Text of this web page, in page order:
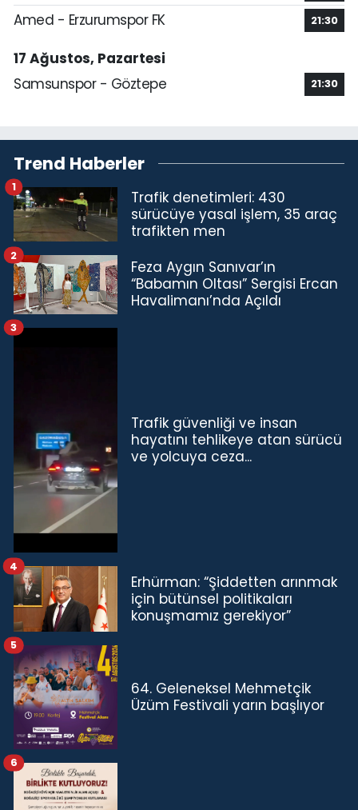
Amed - Erzurumspor FK 21:30
17 Ağustos, Pazartesi
Samsunspor - Göztepe
21:30
Trend Haberler
Trafik denetimleri: 430
sürücüye yasal işlem, 35 araç
trafikten men
1
Feza Aygın Sanıvar’ın
“Babamın Oltası” Sergisi Ercan
Havalimanı’nda Açıldı
2
Trafik güvenliği ve insan
hayatını tehlikeye atan sürücü
ve yolcuya ceza...
3
Erhürman: “Şiddetten arınmak
için bütünsel politikaları
konuşmamız gerekiyor”
4
64. Geleneksel Mehmetçik
Üzüm Festivali yarın başlıyor
5
6